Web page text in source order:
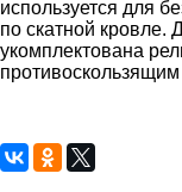
используется для
по скатной кровле.
укомплектована